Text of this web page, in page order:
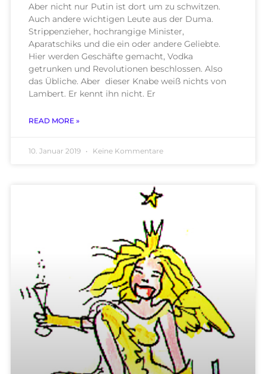
Aber nicht nur Putin ist dort um zu schwitzen.
Auch andere wichtigen Leute aus der Duma.
Strippenzieher, hochrangige Minister,
Aparatschiks und die ein oder andere Geliebte.
Hier werden Geschäfte gemacht, Vodka
getrunken und Revolutionen beschlossen. Also
das Übliche. Aber dieser Knabe weiß nichts von
Lambert. Er kennt ihn nicht. Er
READ MORE »
10. Januar 2019 Keine Kommentare